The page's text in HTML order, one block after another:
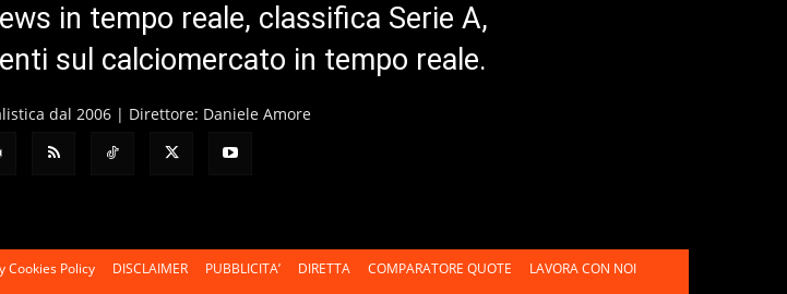
in tempo reale, classifica Serie A,
sul calciomercato in tempo reale.
dal 2006 | Direttore: Daniele Amore
Cookies Policy DISCLAIMER PUBBLICITA’ DIRETTA COMPARATORE QUOTE LAVORA CON NOI